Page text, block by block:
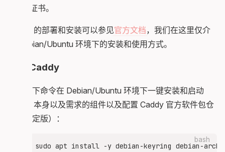
Https 证书。
Caddy 的部署和安装可以参见官方文档，我们在这里仅介
绍 Debian/Ubuntu 环境下的安装和使用方式。
安装 Caddy
使用以下命令在 Debian/Ubuntu 环境下一键安装和启动
Caddy 本身以及需求的组件以及配置 Caddy 官方软件包仓
库（稳定版）：
bash
sudo apt install -y debian-keyring debian-